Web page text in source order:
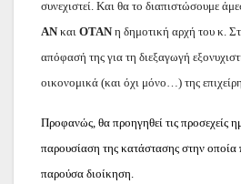
συνεχιστεί. Και θα το διαπιστώσουμε
ΑΝ και ΟΤΑΝ η δημοτική αρχή του κ.
απόφασή της για τη διεξαγωγή
οικονομικά (και όχι μόνο…) της
Προφανώς, θα προηγηθεί τις προσεχείς
παρουσίαση της κατάστασης στην
παρούσα διοίκηση.